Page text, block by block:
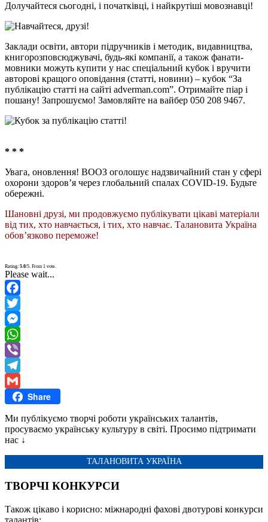
Долучайтеся сьогодні, і початківці, і найкрутіші мовознавці!
Заклади освіти, автори підручників і методик, видавництва,
книгорозповсюджувачі, будь-які компанії, а також фанати-
мовники можуть купити у нас спеціальний кубок і вручити
авторові кращого оповідання (статті, новини) – кубок “За
публiкацiю статтi на сайтi adverman.com”. Отримайте піар і
пошану! Запрошуємо! Замовляйте на вайбер 050 208 9467.
* * *
Увага, оновлення! ВООЗ оголошує надзвичайний стан у сфері
охорони здоров’я через глобальний спалах COVID-19. Будьте
обережні.
Шановні друзі, ми продовжуємо публікувати цікаві матеріали
від тих, хто навчається, і тих, хто навчає. Талановита Україна
обов’язково переможе!
Rating: 5.0/5. From 1 vote.
Please wait...
Facebook
Twitter
Messenger
WhatsApp
Viber
Telegram
GmailShare
Ми публікуємо творчі роботи українських талантів,
просуваємо українську культуру в світі. Просимо підтримати
нас ↓
ТАЛАНОВИТА УКРАЇНА
ТВОРЧІ КОНКУРСИ
Також цікаво і корисно: міжнародні фахові двотурові конкурси